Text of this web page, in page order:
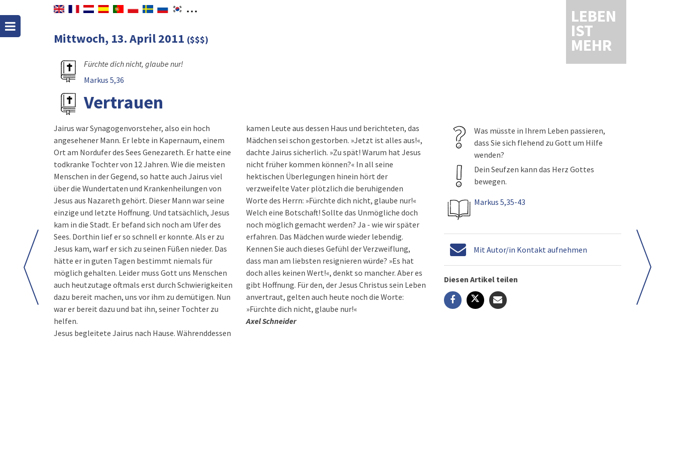
LEBEN
IST
MEHR
Mittwoch, 13. April 2011 ($$$)
Fürchte dich nicht, glaube nur!
Markus 5,36
Vertrauen
Jairus war Synagogenvorsteher, also ein hoch
angesehener Mann. Er lebte in Kapernaum, einem
Ort am Nordufer des Sees Genezareth. Er hatte eine
todkranke Tochter von 12 Jahren. Wie die meisten
Menschen in der Gegend, so hatte auch Jairus viel
über die Wundertaten und Krankenheilungen von
Jesus aus Nazareth gehört. Dieser Mann war seine
einzige und letzte Hoffnung. Und tatsächlich, Jesus
kam in die Stadt. Er befand sich noch am Ufer des
Sees. Dorthin lief er so schnell er konnte. Als er zu
Jesus kam, warf er sich zu seinen Füßen nieder. Das
hätte er in guten Tagen bestimmt niemals für
möglich gehalten. Leider muss Gott uns Menschen
auch heutzutage oftmals erst durch Schwierigkeiten
dazu bereit machen, uns vor ihm zu demütigen. Nun
war er bereit dazu und bat ihn, seiner Tochter zu
helfen.
Jesus begleitete Jairus nach Hause. Währenddessen
kamen Leute aus dessen Haus und berichteten, das
Mädchen sei schon gestorben. »Jetzt ist alles aus!«,
dachte Jairus sicherlich. »Zu spät! Warum hat Jesus
nicht früher kommen können?« In all seine
hektischen Überlegungen hinein hört der
verzweifelte Vater plötzlich die beruhigenden
Worte des Herrn: »Fürchte dich nicht, glaube nur!«
Welch eine Botschaft! Sollte das Unmögliche doch
noch möglich gemacht werden? Ja - wie wir später
erfahren. Das Mädchen wurde wieder lebendig.
Kennen Sie auch dieses Gefühl der Verzweiflung,
dass man am liebsten resignieren würde? »Es hat
doch alles keinen Wert!«, denkt so mancher. Aber es
gibt Hoffnung. Für den, der Jesus Christus sein Leben
anvertraut, gelten auch heute noch die Worte:
»Fürchte dich nicht, glaube nur!«
Axel Schneider
Was müsste in Ihrem Leben passieren,
dass Sie sich flehend zu Gott um Hilfe
wenden?
Dein Seufzen kann das Herz Gottes
bewegen.
Markus 5,35-43
Mit Autor/in Kontakt aufnehmen
Diesen Artikel teilen